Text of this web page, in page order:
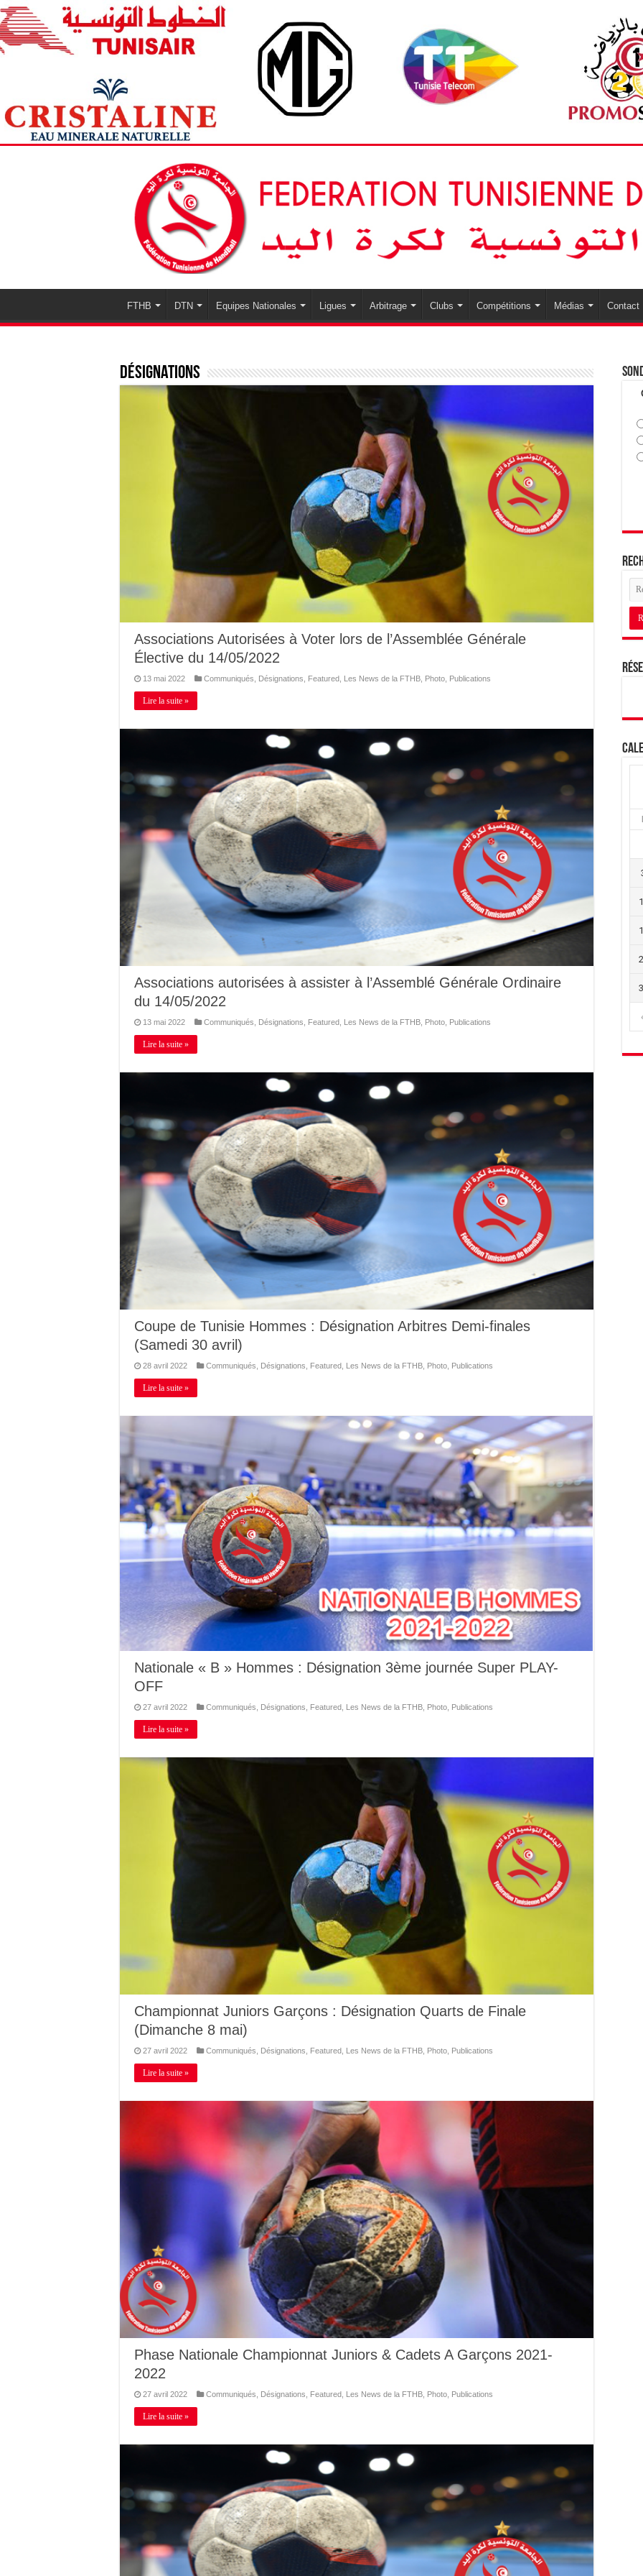
FTHB DTN Equipes Nationales Ligues Arbitrage Clubs Compétitions Médias Contact
Désignations
Associations Autorisées à Voter lors de l’Assemblée Générale
Élective du 14/05/2022
13 mai 2022 Communiqués Désignations Featured Les News de la FTHB Photo Publications
Lire la suite »
Associations autorisées à assister à l’Assemblé Générale Ordinaire
du 14/05/2022
13 mai 2022 Communiqués Désignations Featured Les News de la FTHB Photo Publications
Lire la suite »
Coupe de Tunisie Hommes : Désignation Arbitres Demi-finales
(Samedi 30 avril)
28 avril 2022 Communiqués Désignations Featured Les News de la FTHB Photo Publications
Lire la suite »
Nationale « B » Hommes : Désignation 3ème journée Super PLAY-
OFF
27 avril 2022 Communiqués, Désignations, Featured, Les News de la FTHB, Photo, Publications
Lire la suite »
Championnat Juniors Garçons : Désignation Quarts de Finale
(Dimanche 8 mai)
27 avril 2022 Communiqués, Désignations, Featured, Les News de la FTHB, Photo, Publications
Lire la suite »
Phase Nationale Championnat Juniors & Cadets A Garçons 2021-
2022
27 avril 2022 Communiqués, Désignations, Featured, Les News de la FTHB, Photo, Publications
Lire la suite »
L